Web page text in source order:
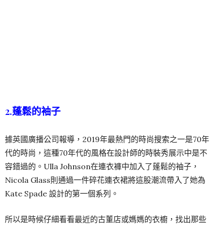
2.蓬鬆的袖子
據英國廣播公司報導，2019年最熱門的時尚搜索之一是70年
代的時尚，這種70年代的風格在設計師的時裝秀展示中是不
容錯過的。Ulla Johnson在連衣褲中加入了蓬鬆的袖子，
Nicola Glass則通過一件碎花連衣裙將這股潮流帶入了她為
Kate Spade 設計的第一個系列。
所以是時候仔細看看最近的古董店或媽媽的衣櫥，找出那些